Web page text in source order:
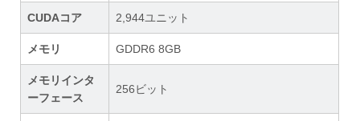
CUDAコア 2,944ユニット
メモリ GDDR6 8GB
メモリインタ
ーフェース
256ビット